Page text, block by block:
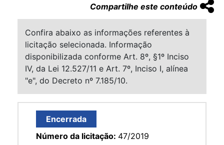
Compartilhe este conteúdo
Confira abaixo as informações referentes à
licitação selecionada. Informação
disponibilizada conforme Art. 8º, §1º Inciso
IV, da Lei 12.527/11 e Art. 7º, Inciso I, alínea
"e", do Decreto nº 7.185/10.
Encerrada
Número da licitação: 47/2019